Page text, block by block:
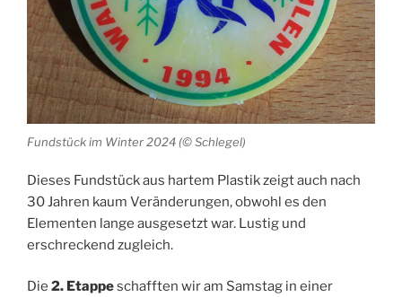
Fundstück im Winter 2024 (© Schlegel)
Dieses Fundstück aus hartem Plastik zeigt auch nach
30 Jahren kaum Veränderungen, obwohl es den
Elementen lange ausgesetzt war. Lustig und
erschreckend zugleich.
Die 2. Etappeschafften wir am Samstag in einer